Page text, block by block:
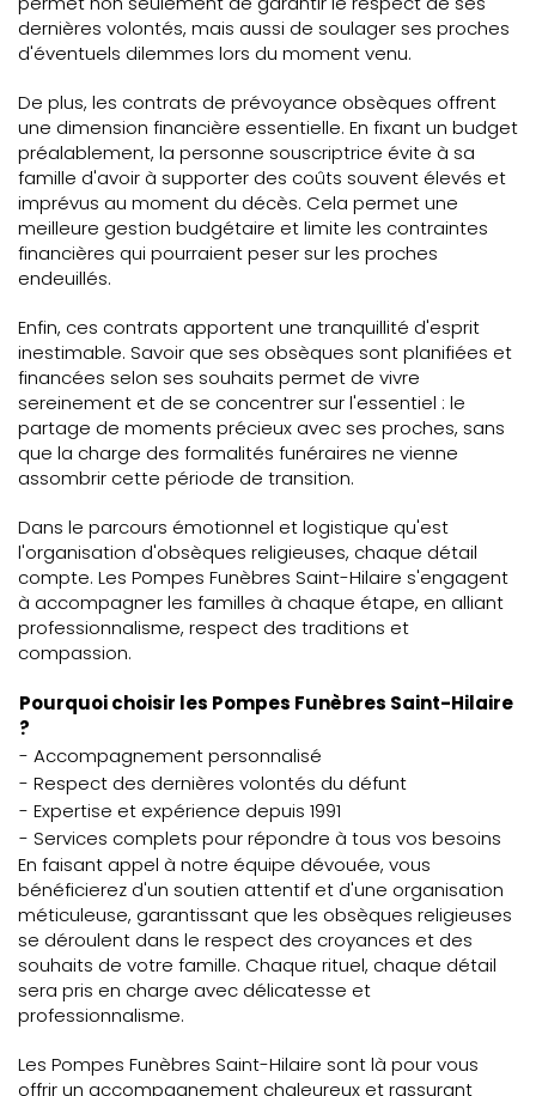
dernières volontés, mais aussi de soulager ses proches
d'éventuels dilemmes lors du moment venu.
De plus, les contrats de prévoyance obsèques offrent
une dimension financière essentielle. En fixant un budget
préalablement, la personne souscriptrice évite à sa
famille d'avoir à supporter des coûts souvent élevés et
imprévus au moment du décès. Cela permet une
meilleure gestion budgétaire et limite les contraintes
financières qui pourraient peser sur les proches
endeuillés.
Enfin, ces contrats apportent une tranquillité d'esprit
inestimable. Savoir que ses obsèques sont planifiées et
financées selon ses souhaits permet de vivre
sereinement et de se concentrer sur l'essentiel : le
partage de moments précieux avec ses proches, sans
que la charge des formalités funéraires ne vienne
assombrir cette période de transition.
Dans le parcours émotionnel et logistique qu'est
l'organisation d'obsèques religieuses, chaque détail
compte. Les Pompes Funèbres Saint-Hilaire s'engagent
à accompagner les familles à chaque étape, en alliant
professionnalisme, respect des traditions et
compassion.
Pourquoi choisir les Pompes Funèbres Saint-Hilaire
?
- Accompagnement personnalisé
- Respect des dernières volontés du défunt
- Expertise et expérience depuis 1991
- Services complets pour répondre à tous vos besoins
En faisant appel à notre équipe dévouée, vous
bénéficierez d'un soutien attentif et d'une organisation
méticuleuse, garantissant que les obsèques religieuses
se déroulent dans le respect des croyances et des
souhaits de votre famille. Chaque rituel, chaque détail
sera pris en charge avec délicatesse et
professionnalisme.
Les Pompes Funèbres Saint-Hilaire sont là pour vous
offrir un accompagnement chaleureux et rassurant